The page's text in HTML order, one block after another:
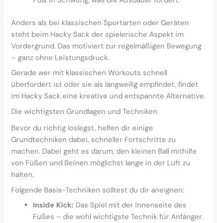
Anders als bei klassischen Sportarten oder Geräten
steht beim Hacky Sack der spielerische Aspekt im
Vordergrund. Das motiviert zur regelmäßigen Bewegung
– ganz ohne Leistungsdruck.
Gerade wer mit klassischen Workouts schnell
überfordert ist oder sie als langweilig empfindet, findet
im Hacky Sack eine kreative und entspannte Alternative.
Die wichtigsten Grundlagen und Techniken
Bevor du richtig loslegst, helfen dir einige
Grundtechniken dabei, schneller Fortschritte zu
machen. Dabei geht es darum, den kleinen Ball mithilfe
von Füßen und Beinen möglichst lange in der Luft zu
halten.
Folgende Basis-Techniken solltest du dir aneignen:
Inside Kick: Das Spiel mit der Innenseite des
Fußes – die wohl wichtigste Technik für Anfänger.